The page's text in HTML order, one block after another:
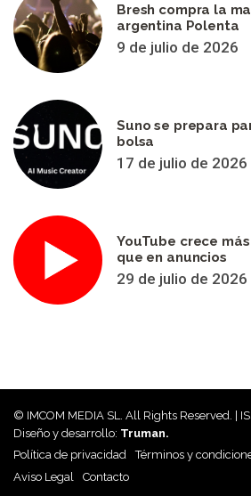
Bresh compra la
argentina Polenta
9 de julio de 2026
Suno se prepara
bolsa
17 de julio de 2026
YouTube crece
que en anuncios
29 de julio de 2026
© IMCOM MEDIA SL. All Rights Reserved. |
Diseño y desarrollo: Truman.
Política de privacidad
Términos y
Aviso Legal
Contacto